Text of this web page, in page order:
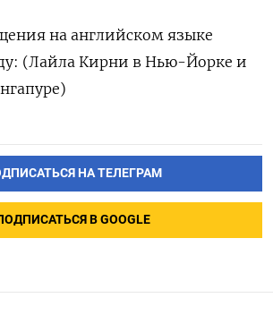
на английском языке
(Лайла Кирни в Нью-Йорке и
НА ТЕЛЕГРАМ
В GOOGLE